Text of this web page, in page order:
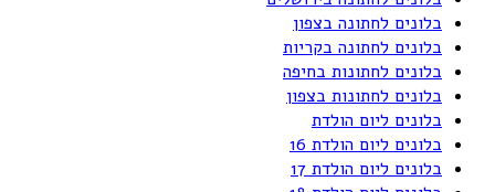
בלונים לחתונה בצפון
בלונים לחתונה בקריות
בלונים לחתונות בחיפה
בלונים לחתונות בצפון
בלונים ליום הולדת
בלונים ליום הולדת 16
בלונים ליום הולדת 17